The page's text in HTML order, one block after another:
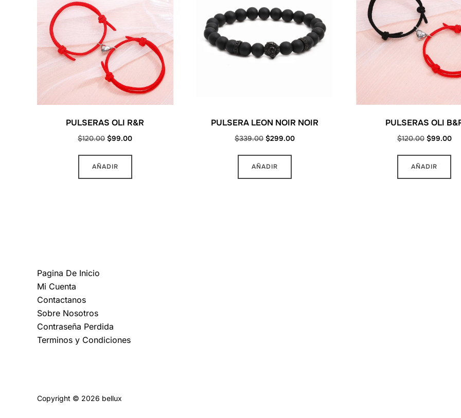
PULSERAS OLI R&R
$120.00 Original
was:
$99.00Current
AÑADIR
PULSERA LEON NOIR NOIR
$339.00 Original
was:
$299.00Current
AÑADIR
PULSERAS OLI
$120.00 Original
was:
$99.00
AÑADIR
Pagina De Inicio
Mi Cuenta
Contactanos
Sobre Nosotros
Contraseña Perdida
Terminos y Condiciones
Copyright © 2026 bellux